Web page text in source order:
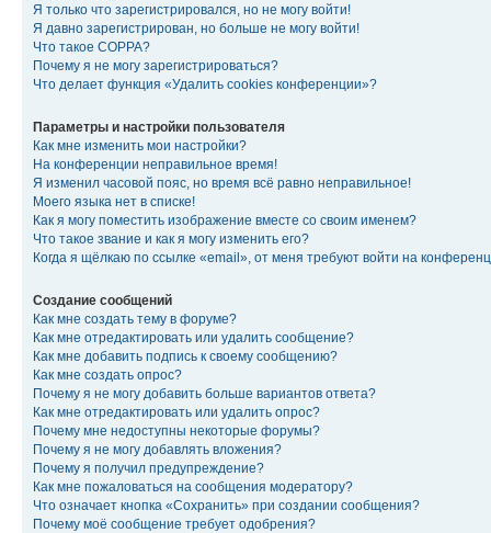
Я только что зарегистрировался, но не могу войти!
Я давно зарегистрирован, но больше не могу войти!
Что такое COPPA?
Почему я не могу зарегистрироваться?
Что делает функция «Удалить cookies конференции»?
Параметры и настройки пользователя
Как мне изменить мои настройки?
На конференции неправильное время!
Я изменил часовой пояс, но время всё равно неправильное!
Моего языка нет в списке!
Как я могу поместить изображение вместе со своим именем?
Что такое звание и как я могу изменить его?
Когда я щёлкаю по ссылке «email», от меня требуют войти на
Создание сообщений
Как мне создать тему в форуме?
Как мне отредактировать или удалить сообщение?
Как мне добавить подпись к своему сообщению?
Как мне создать опрос?
Почему я не могу добавить больше вариантов ответа?
Как мне отредактировать или удалить опрос?
Почему мне недоступны некоторые форумы?
Почему я не могу добавлять вложения?
Почему я получил предупреждение?
Как мне пожаловаться на сообщения модератору?
Что означает кнопка «Сохранить» при создании сообщения?
Почему моё сообщение требует одобрения?